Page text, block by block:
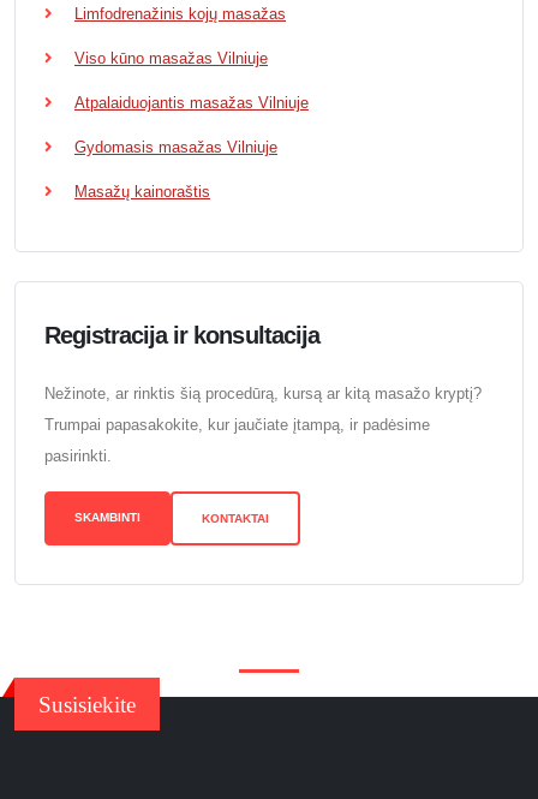
Limfodrenažinis kojų masažas
Viso kūno masažas Vilniuje
Atpalaiduojantis masažas Vilniuje
Gydomasis masažas Vilniuje
Masažų kainoraštis
Registracija ir konsultacija
Nežinote, ar rinktis šią procedūrą, kursą ar kitą masažo kryptį?
Trumpai papasakokite, kur jaučiate įtampą, ir padėsime
pasirinkti.
SKAMBINTI KONTAKTAI
Susisiekite